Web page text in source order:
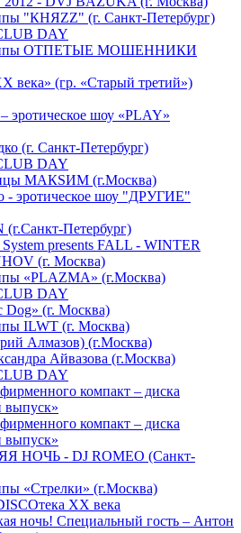
"КНЯZZ" (г. Санкт-Петербург)
DAY
ОТПЕТЫЕ МОШЕННИКИ
века» (гр. «Старый третий»)
эротическое шоу «PLAY»
(г. Санкт-Петербург)
DAY
МАКSИМ (г.Москва)
- эротическое шоу "ДРУГИЕ"
Петербург)
System presents FALL - WINTER
(г. Москва)
«PLAZMA» (г.Москва)
DAY
Dog» (г. Москва)
ILWT (г. Москва)
Алмазов) (г.Москва)
Айвазова (г.Москва)
DAY
компакт – диска
выпуск»
компакт – диска
выпуск»
НОЧЬ - DJ ROMEO (Санкт-
«Стрелки» (г.Москва)
ХХ века
ночь! Специальный гость – Антон